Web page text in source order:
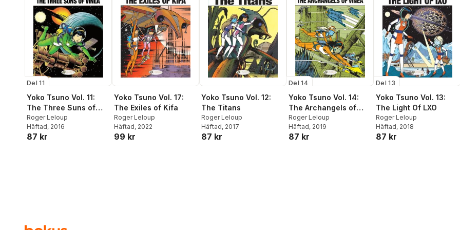
Del 11
Yoko Tsuno Vol. 11:
The Three Suns of
Vinea
Roger Leloup
Häftad, 2016
87 kr
Yoko Tsuno Vol. 17:
The Exiles of Kifa
Roger Leloup
Häftad, 2022
99 kr
Yoko Tsuno Vol. 12:
The Titans
Roger Leloup
Häftad, 2017
87 kr
Del 14
Yoko Tsuno Vol. 14:
The Archangels of
Vinea
Roger Leloup
Häftad, 2019
87 kr
Del 13
Yoko Tsuno Vol. 13:
The Light Of LXO
Roger Leloup
Häftad, 2018
87 kr